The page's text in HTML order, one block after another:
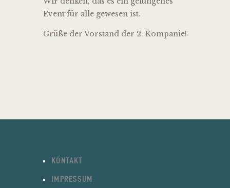
Event für alle gewesen ist.
Grüße der Vorstand der 2. Kompanie!
KONTAKT
IMPRESSUM